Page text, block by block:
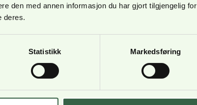
den med annen informasjon du har gjort tilgjengelig for
deres.
Statistikk Markedsføring
er gjort vesentlige endringer i avtalen, og
viktigste som treffer flest tjenestegjørende
Følgende tillegg, ytelser og godtgjørelser er
tatt ut av avtalen: